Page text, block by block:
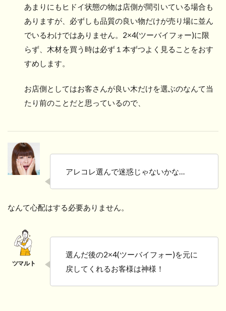
あまりにもヒドイ状態の物は店側が間引いている場合も
ありますが、必ずしも品質の良い物だけが売り場に並ん
でいるわけではありません。2×4(ツーバイフォー)に限
らず、木材を買う時は必ず１本ずつよく見ることをおす
すめします。
お店側としてはお客さんが良い木だけを選ぶのなんて当
たり前のことだと思っているので、
アレコレ選んで迷惑じゃないかな…
なんて心配はする必要ありません。
選んだ後の2×4(ツーバイフォー)を元に
戻してくれるお客様は神様！